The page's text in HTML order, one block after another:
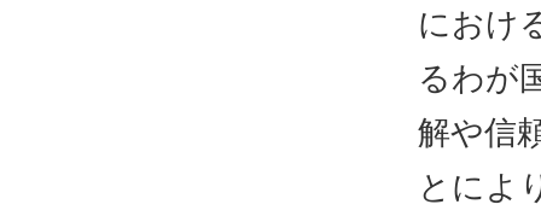
におけ
るわが
解や信
とによ